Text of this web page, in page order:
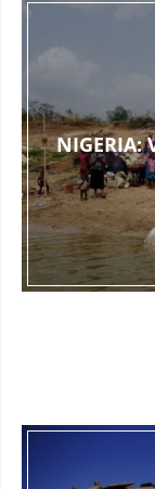
NIGERIA: